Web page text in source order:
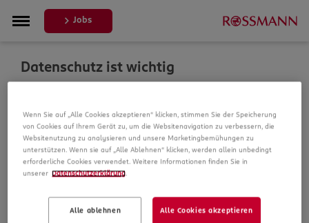
Jobs
Datenschutz ist wichtig
verarbeiten wir Daten von Ihnen. In unseren
Datenschutzbestimmungen informieren wir Sie über die
Datenspeicherung und Ihre Rechte, bevor Sie mit Ihrer
Bewerbung fortfahren.
Datenschutz­hinweise
Wenn Sie auf „Alle Cookies akzeptieren“ klicken, stimmen Sie der Speicherung
von Cookies auf Ihrem Gerät zu, um die Websitenavigation zu verbessern, die
Websitenutzung zu analysieren und unsere Marketingbemühungen zu
unterstützen. Wenn sie auf „Alle Ablehnen“ klicken, werden allein unbedingt
erforderliche Cookies verwendet. Weitere Informationen finden Sie in
unserer Datenschutzerklärung
Alle ablehnen Alle Cookies akzeptieren